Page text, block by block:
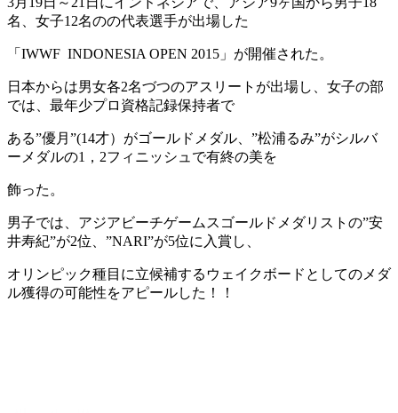
名、女子12名のの代表選手が出場した
「IWWF INDONESIA OPEN 2015」が開催された。
日本からは男女各2名づつのアスリートが出場し、女子の部
では、最年少プロ資格記録保持者で
ある”優月”(14才）がゴールドメダル、”松浦るみ”がシルバ
ーメダルの1，2フィニッシュで有終の美を
飾った。
男子では、アジアビーチゲームスゴールドメダリストの”安
井寿紀”が2位、”NARI”が5位に入賞し、
オリンピック種目に立候補するウェイクボードとしてのメダ
ル獲得の可能性をアピールした！！